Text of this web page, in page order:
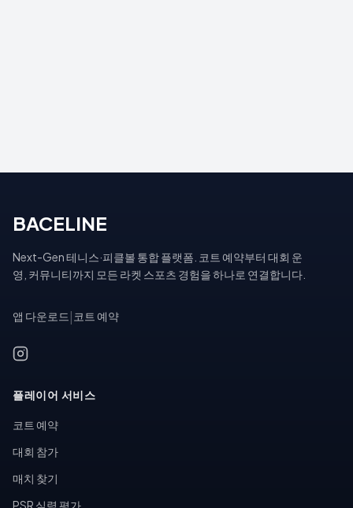
BACELINE
Next-Gen 테니스·피클볼 통합 플랫폼. 코트 예약부터 대회 운
영, 커뮤니티까지 모든 라켓 스포츠 경험을 하나로 연결합니다.
앱 다운로드 코트 예약
플레이어 서비스
코트 예약
대회 참가
매치 찾기
PSR 실력 평가